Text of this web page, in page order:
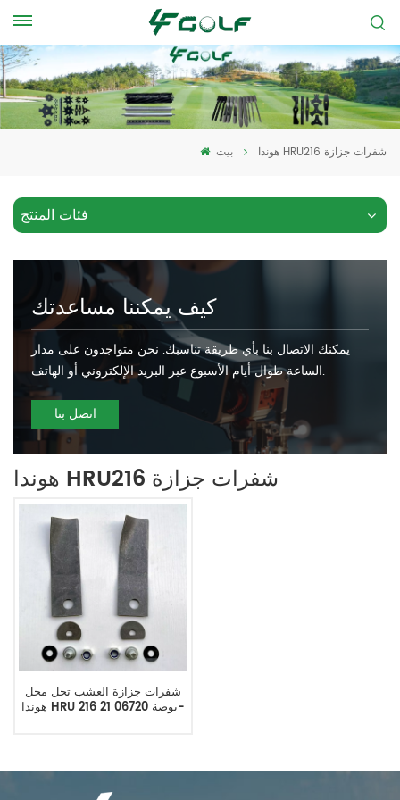
بيت هوندا HRU216 شفرات جزازة
فئات المنتج
كيف يمكننا مساعدتك
يمكنك الاتصال بنا بأي طريقة تناسبك. نحن متواجدون على مدار
الساعة طوال أيام الأسبوع عبر البريد الإلكتروني أو الهاتف.
اتصل بنا
هوندا HRU216 شفرات جزازة
شفرات جزازة العشب تحل محل
هوندا HRU 216 21 بوصة 06720-